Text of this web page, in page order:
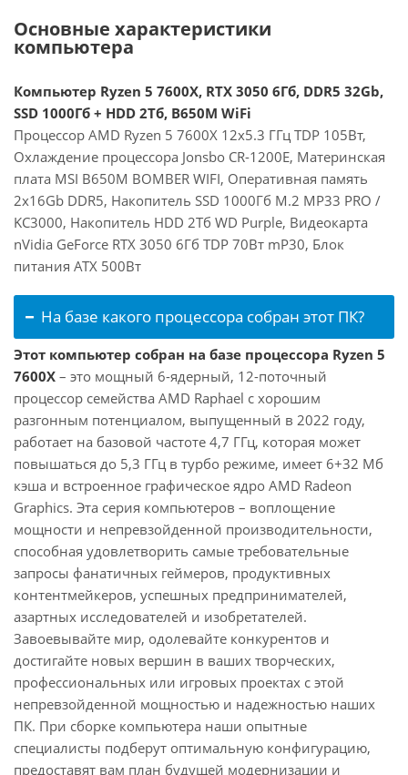
Основные характеристики
компьютера
Компьютер Ryzen 5 7600X, RTX 3050 6Гб, DDR5 32Gb,
SSD 1000Гб + HDD 2Тб, B650M WiFi
Процессор AMD Ryzen 5 7600X 12x5.3 ГГц TDP 105Вт,
Охлаждение процессора Jonsbo CR-1200E, Материнская
плата MSI B650M BOMBER WIFI, Оперативная память
2x16Gb DDR5, Накопитель SSD 1000Гб M.2 MP33 PRO /
KC3000, Накопитель HDD 2Тб WD Purple, Видеокарта
nVidia GeForce RTX 3050 6Гб TDP 70Вт mP30, Блок
питания ATX 500Вт
На базе какого процессора собран этот ПК?
Этот компьютер собран на базе процессора Ryzen 5
7600X – это мощный 6-ядерный, 12-поточный
процессор семейства AMD Raphael с хорошим
разгонным потенциалом, выпущенный в 2022 году,
работает на базовой частоте 4,7 ГГц, которая может
повышаться до 5,3 ГГц в турбо режиме, имеет 6+32 Мб
кэша и встроенное графическое ядро AMD Radeon
Graphics. Эта серия компьютеров – воплощение
мощности и непревзойденной производительности,
способная удовлетворить самые требовательные
запросы фанатичных геймеров, продуктивных
контентмейкеров, успешных предпринимателей,
азартных исследователей и изобретателей.
Завоевывайте мир, одолевайте конкурентов и
достигайте новых вершин в ваших творческих,
профессиональных или игровых проектах с этой
непревзойденной мощностью и надежностью наших
ПК. При сборке компьютера наши опытные
специалисты подберут оптимальную конфигурацию,
предоставят вам план будущей модернизации и